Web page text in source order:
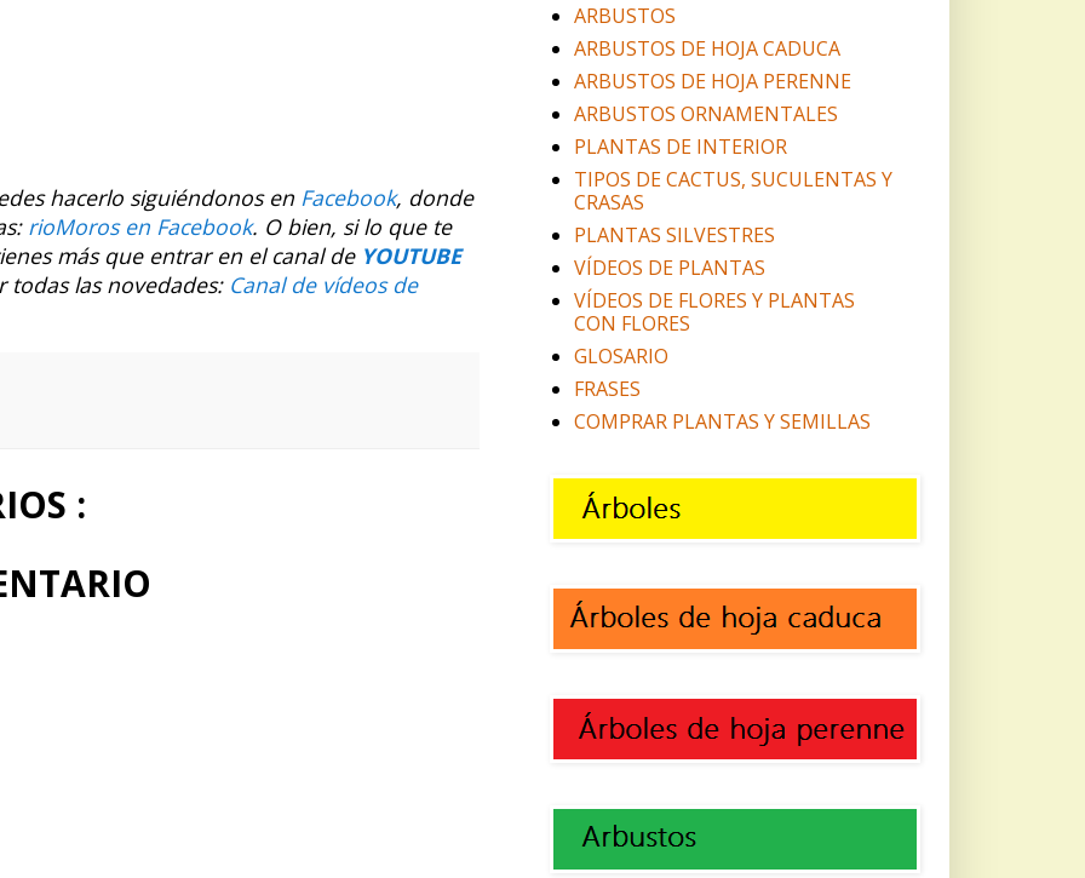
hacerlo siguiéndonos en Facebook, donde
rioMoros en Facebook. O bien, si lo que te
más que entrar en el canal de YOUTUBE
todas las novedades: Canal de vídeos de
:
ARBUSTOS
ARBUSTOS DE HOJA CADUCA
ARBUSTOS DE HOJA PERENNE
ARBUSTOS ORNAMENTALES
PLANTAS DE INTERIOR
TIPOS DE CACTUS, SUCULENTAS Y
CRASAS
PLANTAS SILVESTRES
VÍDEOS DE PLANTAS
VÍDEOS DE FLORES Y PLANTAS
CON FLORES
GLOSARIO
FRASES
COMPRAR PLANTAS Y SEMILLAS